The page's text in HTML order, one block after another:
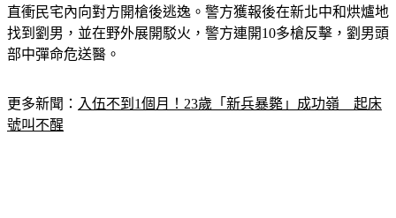
直衝民宅內向對方開槍後逃逸。警方獲報後在新北中和烘爐地
找到劉男，並在野外展開駁火，警方連開10多槍反擊，劉男頭
部中彈命危送醫。
更多新聞： 入伍不到1個月！23歲「新兵暴斃」成功嶺　起床
號叫不醒